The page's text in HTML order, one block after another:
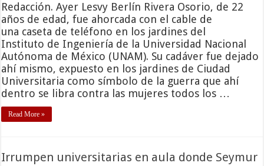
Redacción. Ayer Lesvy Berlín Rivera Osorio, de 22
años de edad, fue ahorcada con el cable de
una caseta de teléfono en los jardines del
Instituto de Ingeniería de la Universidad Nacional
Autónoma de México (UNAM). Su cadáver fue dejado
ahí mismo, expuesto en los jardines de Ciudad
Universitaria como símbolo de la guerra que ahí
dentro se libra contra las mujeres todos los …
Read More »
Irrumpen universitarias en aula donde Seymur